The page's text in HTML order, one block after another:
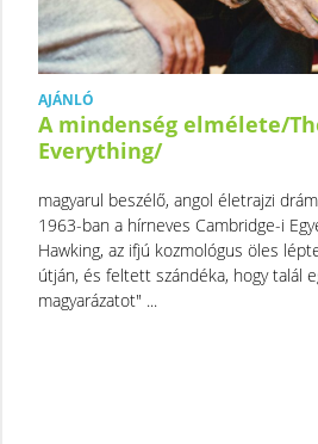
AJÁNLÓ
A mindenség elmélete/
Everything/
magyarul beszélő, angol életrajzi
1963-ban a hírneves Cambridge-i
Hawking, az ifjú kozmológus öles
útján, és feltett szándéka, hogy talál
magyarázatot" ...